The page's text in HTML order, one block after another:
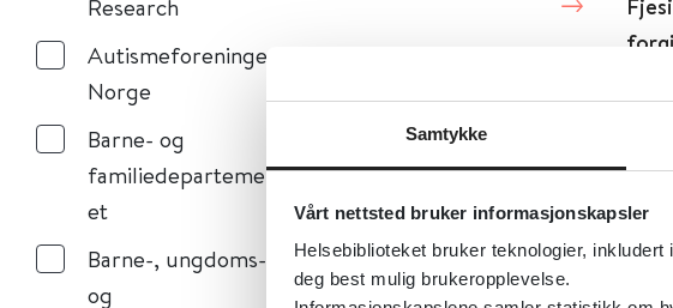
Samtykke
Vårt nettsted bruker informasjonskapsler
Helsebiblioteket bruker teknologier,
deg best mulig brukeropplevelse.
Research
Autismeforeningen i
Norge
Barne- og
familiedepartement
et
Barne-, ungdoms-
og
2021